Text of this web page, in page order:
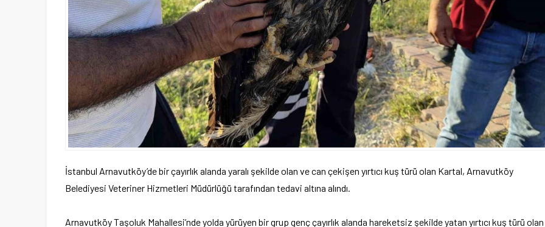
İstanbul Arnavutköy’de bir çayırlık alanda yaralı şekilde olan ve can çekişen yırtıcı kuş türü olan Kartal, Arnavutköy
Belediyesi Veteriner Hizmetleri Müdürlüğü tarafından tedavi altına alındı.
Arnavutköy Taşoluk Mahallesi’nde yolda yürüyen bir grup genç çayırlık alanda hareketsiz şekilde yatan yırtıcı kuş türü olan